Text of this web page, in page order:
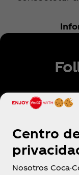
Centro
Nosotros Coca-